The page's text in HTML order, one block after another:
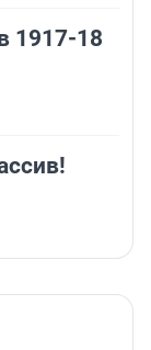
1917-18